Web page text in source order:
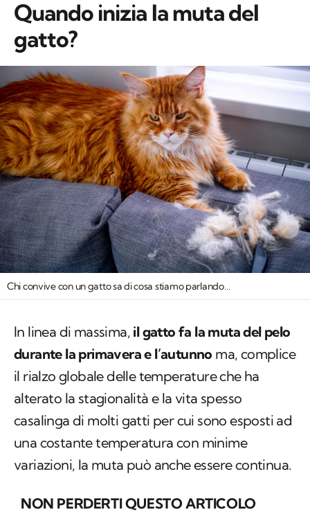
Chi convive con un gatto sa di cosa stiamo parlando…
In linea di massima,il gatto fa la muta del pelo
durante la primavera e l’autunnoma, complice
alterato la stagionalità e la vita spesso
casalinga di molti gatti per cui sono esposti ad
una costante temperatura con minime
variazioni, la muta può anche essere continua.
NON PERDERTI QUESTO ARTICOLO